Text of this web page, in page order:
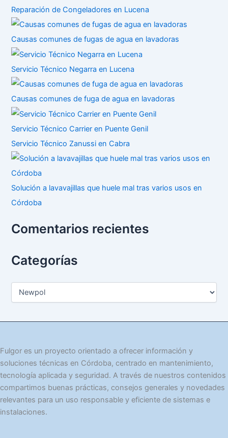
Reparación de Congeladores en Lucena
Causas comunes de fugas de agua en lavadoras
Servicio Técnico Negarra en Lucena
Causas comunes de fuga de agua en lavadoras
Servicio Técnico Carrier en Puente Genil
Servicio Técnico Zanussi en Cabra
Solución a lavavajillas que huele mal tras varios usos en
Córdoba
Comentarios recientes
Categorías
r
a
s
Fulgor es un proyecto orientado a ofrecer información y
soluciones técnicas en Córdoba, centrado en mantenimiento,
tecnología aplicada y seguridad. A través de nuestros contenidos
compartimos buenas prácticas, consejos generales y novedades
relevantes para un uso responsable y eficiente de sistemas e
instalaciones.